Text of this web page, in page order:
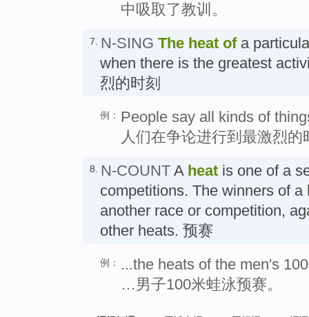
中吸取了教训。
7. N-SING The heat ofa
when there is the greatest
烈的时刻
例： People say all kinds of
人们在争论进行到最激烈的
8. N-COUNT A heat is one of a
competitions. The winners of a
another race or competition,
other heats. 预赛
例：
...the heats of the men's
…男子100米蛙泳预赛。